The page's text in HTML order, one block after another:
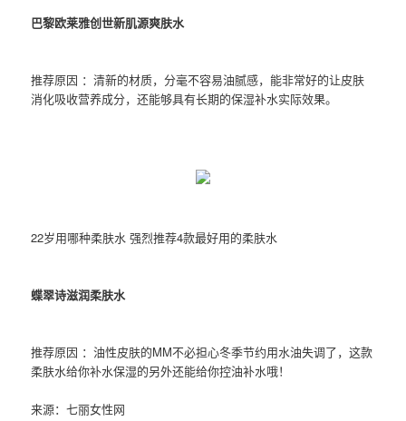
巴黎欧莱雅创世新肌源爽肤水
推荐原因 ：清新的材质，分毫不容易油腻感，能非常好的让皮肤
消化吸收营养成分，还能够具有长期的保湿补水实际效果。
22岁用哪种柔肤水 强烈推荐4款最好用的柔肤水
蝶翠诗滋润柔肤水
推荐原因 ：油性皮肤的MM不必担心冬季节约用水油失调了，这款
柔肤水给你补水保湿的另外还能给你控油补水哦！
来源：七丽女性网